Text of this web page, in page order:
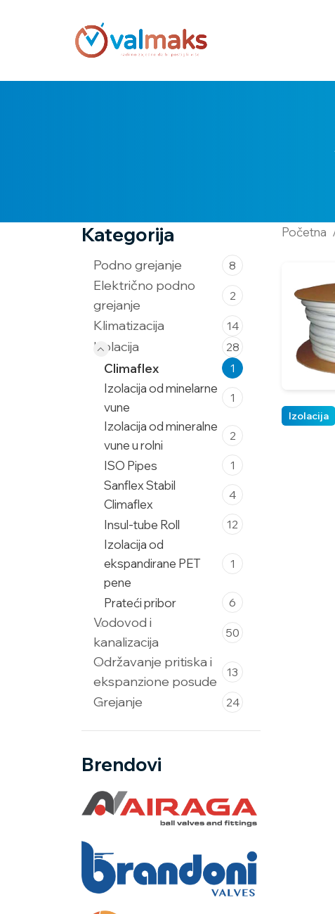
Kategorija
Podno grejanje 8
Električno podno
grejanje
2
Klimatizacija 14
Izolacija 28
Climaflex 1
Izolacija od minelarne
vune
1
Izolacija od mineralne
vune u rolni
2
ISO Pipes 1
Sanflex Stabil
Climaflex
4
Insul-tube Roll 12
Izolacija od
ekspandirane PET
pene
1
Prateći pribor 6
Vodovod i
kanalizacija
50
Održavanje pritiska i
ekspanzione posude
13
Grejanje 24
Brendovi
Početna
Izolacija